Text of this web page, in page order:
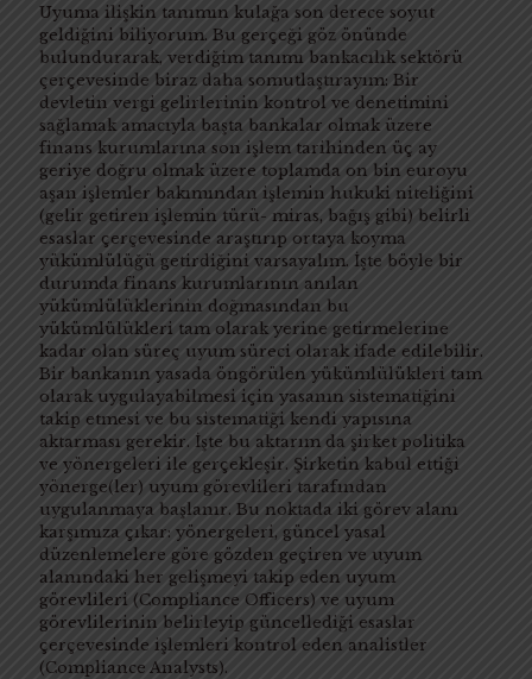
Uyuma ilişkin tanımın kulağa son derece soyut
geldiğini biliyorum. Bu gerçeği göz önünde
bulundurarak, verdiğim tanımı bankacılık sektörü
çerçevesinde biraz daha somutlaştırayım: Bir
devletin vergi gelirlerinin kontrol ve denetimini
sağlamak amacıyla başta bankalar olmak üzere
finans kurumlarına son işlem tarihinden üç ay
geriye doğru olmak üzere toplamda on bin euroyu
aşan işlemler bakımından işlemin hukuki niteliğini
(gelir getiren işlemin türü- miras, bağış gibi) belirli
esaslar çerçevesinde araştırıp ortaya koyma
yükümlülüğü getirdiğini varsayalım. İşte böyle bir
durumda finans kurumlarının anılan
yükümlülüklerinin doğmasından bu
yükümlülükleri tam olarak yerine getirmelerine
kadar olan süreç uyum süreci olarak ifade edilebilir.
Bir bankanın yasada öngörülen yükümlülükleri tam
olarak uygulayabilmesi için yasanın sistematiğini
takip etmesi ve bu sistematiği kendi yapısına
aktarması gerekir. İşte bu aktarım da şirket politika
ve yönergeleri ile gerçekleşir. Şirketin kabul ettiği
yönerge(ler) uyum görevlileri tarafından
uygulanmaya başlanır. Bu noktada iki görev alanı
karşımıza çıkar: yönergeleri, güncel yasal
düzenlemelere göre gözden geçiren ve uyum
alanındaki her gelişmeyi takip eden uyum
görevlileri (Compliance Officers) ve uyum
görevlilerinin belirleyip güncellediği esaslar
çerçevesinde işlemleri kontrol eden analistler
(Compliance Analysts).